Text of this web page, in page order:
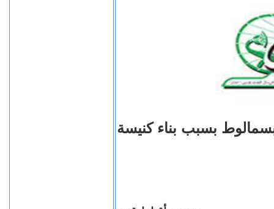
بسبب بناء كنيسة